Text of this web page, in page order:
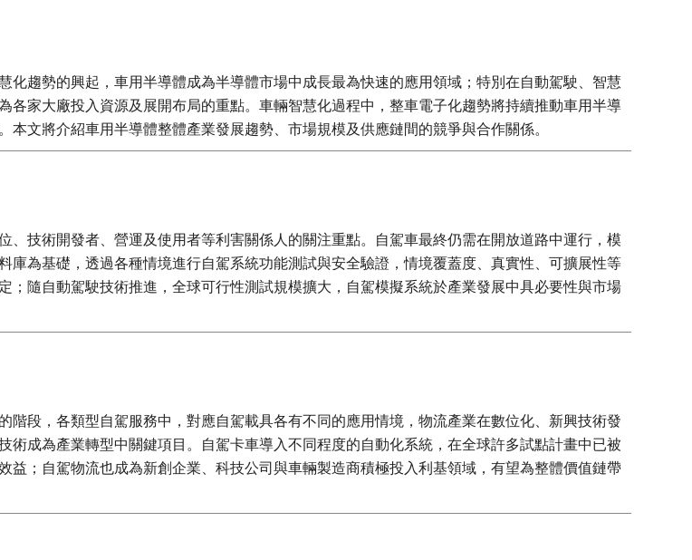
趨勢的興起，車用半導體成為半導體市場中成長最為快速的應用領域；特別在自動駕駛、智慧
家大廠投入資源及展開布局的重點。車輛智慧化過程中，整車電子化趨勢將持續推動車用半導
文將介紹車用半導體整體產業發展趨勢、市場規模及供應鏈間的競爭與合作關係。
技術開發者、營運及使用者等利害關係人的關注重點。自駕車最終仍需在開放道路中運行，模
為基礎，透過各種情境進行自駕系統功能測試與安全驗證，情境覆蓋度、真實性、可擴展性等
隨自動駕駛技術推進，全球可行性測試規模擴大，自駕模擬系統於產業發展中具必要性與市場
段，各類型自駕服務中，對應自駕載具各有不同的應用情境，物流產業在數位化、新興技術發
成為產業轉型中關鍵項目。自駕卡車導入不同程度的自動化系統，在全球許多試點計畫中已被
；自駕物流也成為新創企業、科技公司與車輛製造商積極投入利基領域，有望為整體價值鏈帶